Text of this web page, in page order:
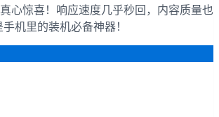
心惊喜！响应速度几乎秒回，内容质量也
机里的装机必备神器！